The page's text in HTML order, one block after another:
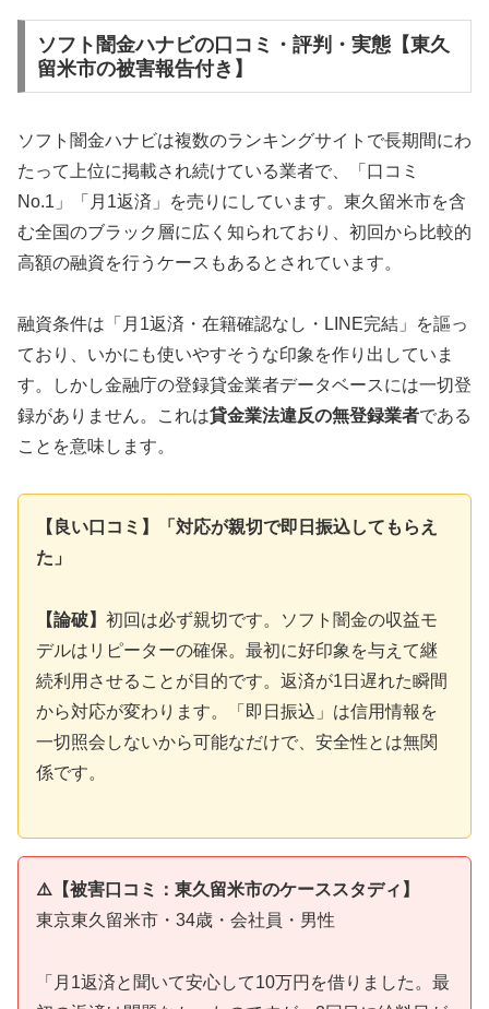
ソフト闇金ハナビの口コミ・評判・実態【東久
留米市の被害報告付き】
ソフト闇金ハナビは複数のランキングサイトで長期間にわ
たって上位に掲載され続けている業者で、「口コミ
No.1」「月1返済」を売りにしています。東久留米市を含
む全国のブラック層に広く知られており、初回から比較的
高額の融資を行うケースもあるとされています。
融資条件は「月1返済・在籍確認なし・LINE完結」を謳っ
ており、いかにも使いやすそうな印象を作り出していま
す。しかし金融庁の登録貸金業者データベースには一切登
録がありません。これは貸金業法違反の無登録業者である
ことを意味します。
【良い口コミ】「対応が親切で即日振込してもらえ
た」
【論破】 初回は必ず親切です。ソフト闇金の収益モ
デルはリピーターの確保。最初に好印象を与えて継
続利用させることが目的です。返済が1日遅れた瞬間
から対応が変わります。「即日振込」は信用情報を
一切照会しないから可能なだけで、安全性とは無関
係です。
⚠️【被害口コミ：東久留米市のケーススタディ】
東京東久留米市・34歳・会社員・男性
「月1返済と聞いて安心して10万円を借りました。最